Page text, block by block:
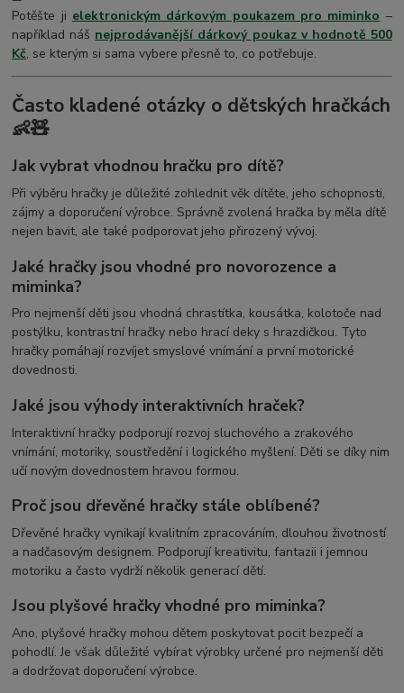
Potěšte ji elektronickým dárkovým poukazem pro miminko –
například náš nejprodávanější dárkový poukaz v hodnotě 500
Kč, se kterým si sama vybere přesně to, co potřebuje.
Často kladené otázky o dětských hračkách
👶🧸
Jak vybrat vhodnou hračku pro dítě?
Při výběru hračky je důležité zohlednit věk dítěte, jeho schopnosti,
zájmy a doporučení výrobce. Správně zvolená hračka by měla dítě
nejen bavit, ale také podporovat jeho přirozený vývoj.
Jaké hračky jsou vhodné pro novorozence a
miminka?
Pro nejmenší děti jsou vhodná chrastítka, kousátka, kolotoče nad
postýlku, kontrastní hračky nebo hrací deky s hrazdičkou. Tyto
hračky pomáhají rozvíjet smyslové vnímání a první motorické
dovednosti.
Jaké jsou výhody interaktivních hraček?
Interaktivní hračky podporují rozvoj sluchového a zrakového
vnímání, motoriky, soustředění i logického myšlení. Děti se díky nim
učí novým dovednostem hravou formou.
Proč jsou dřevěné hračky stále oblíbené?
Dřevěné hračky vynikají kvalitním zpracováním, dlouhou životností
a nadčasovým designem. Podporují kreativitu, fantazii i jemnou
motoriku a často vydrží několik generací dětí.
Jsou plyšové hračky vhodné pro miminka?
Ano, plyšové hračky mohou dětem poskytovat pocit bezpečí a
pohodlí. Je však důležité vybírat výrobky určené pro nejmenší děti
a dodržovat doporučení výrobce.